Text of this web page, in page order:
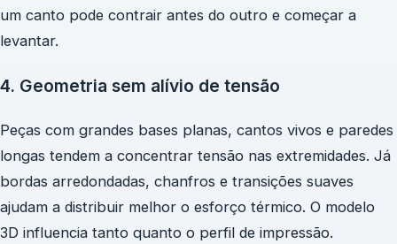
um canto pode contrair antes do outro e começar a
levantar.
4. Geometria sem alívio de tensão
Peças com grandes bases planas, cantos vivos e paredes
longas tendem a concentrar tensão nas extremidades. Já
bordas arredondadas, chanfros e transições suaves
ajudam a distribuir melhor o esforço térmico. O modelo
3D influencia tanto quanto o perfil de impressão.